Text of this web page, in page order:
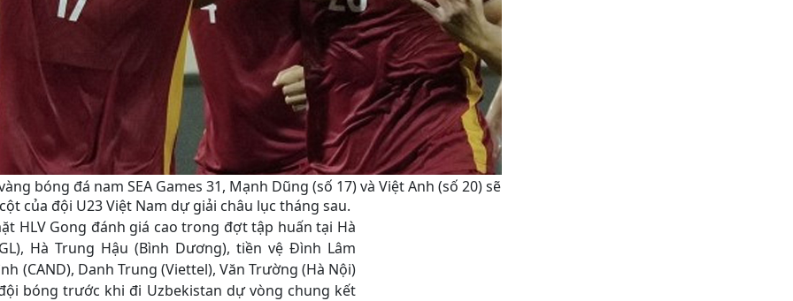
bóng đá nam SEA Games 31, Mạnh Dũng (số 17) và Việt Anh (số 20) sẽ
của đội U23 Việt Nam dự giải châu lục tháng sau.
HLV Gong đánh giá cao trong đợt tập huấn tại Hà
Hà Trung Hậu (Bình Dương), tiền vệ Đình Lâm
(CAND), Danh Trung (Viettel), Văn Trường (Hà Nội)
bóng trước khi đi Uzbekistan dự vòng chung kết